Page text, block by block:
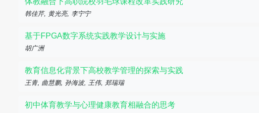
韩佳芹, 黄光亮, 李宁宁
基于FPGA数字系统实践教学设计与实施
胡广洲
教育信息化背景下高校教学管理的探索与实践
王青, 曲慧鹏, 孙海波, 王伟, 郑瑞瑞
初中体育教学与心理健康教育相融合的思考